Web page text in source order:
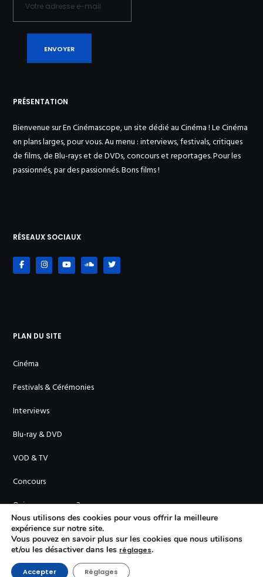
PRÉSENTATION
Bienvenue sur En Cinémascope, un site dédié au Cinéma ! Le Cinéma
en plans larges, pour vous. Au menu : interviews, festivals, critiques
de films, de Blu-rays et de DVDs, concours et reportages. Pour les
passionnés, par des passionnés. Bons films !
RÉSEAUX SOCIAUX
PLAN DU SITE
Cinéma
Festivals & Cérémonies
Interviews
Blu-ray & DVD
VOD & TV
Concours
Qui sommes-nous ?
Nous utilisons des cookies pour vous offrir la meilleure
expérience sur notre site.
Vous pouvez en savoir plus sur les cookies que nous utilisons
et/ou les désactiver dans les réglages.
Accepter Réglages